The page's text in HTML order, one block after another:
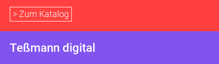
> Zum Katalog
Teßmann digital